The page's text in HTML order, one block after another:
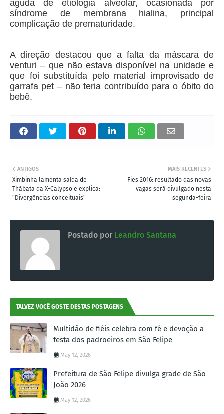
aguda de etiologia alveolar, ocasionada por
síndrome de membrana hialina, principal
complicação de prematuridade.
A direção destacou que a falta da máscara de
venturi – que não estava disponível na unidade e
que foi substituída pelo material improvisado de
garrafa pet – não teria contribuído para o óbito do
bebê.
MAIS RECENTES
Fies 2016: resultado das novas
vagas será divulgado nesta
segunda-feira
ANTIGOS
Ximbinha lamenta saída de
Thábata da X-Calypso e explica:
"Divergências conceituais"
Postado por Leandro Santana
TALVEZ VOCÊ GOSTE DESTAS POSTAGENS
Multidão de fiéis celebra com fé e devoção a
festa dos padroeiros em São Felipe
May 12, 2026
Prefeitura de São Felipe divulga grade de São
João 2026
May 12, 2026